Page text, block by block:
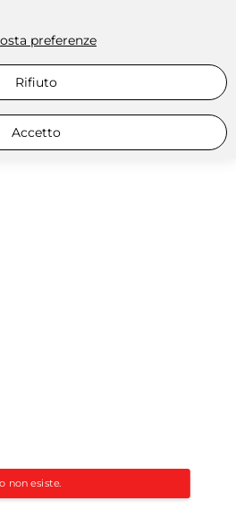
non esiste.
preferenze
Rifiuto
Accetto